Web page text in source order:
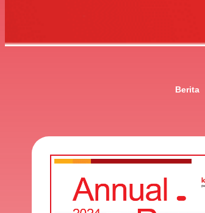
Berita